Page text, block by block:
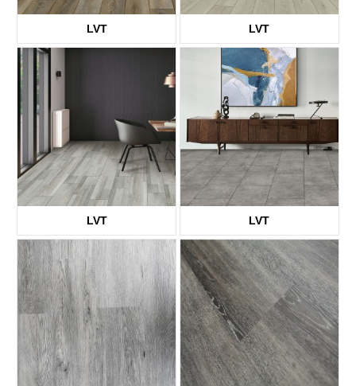
LVT LVT
KTV8006
LVT
KTV8007
LVT
KTV8009